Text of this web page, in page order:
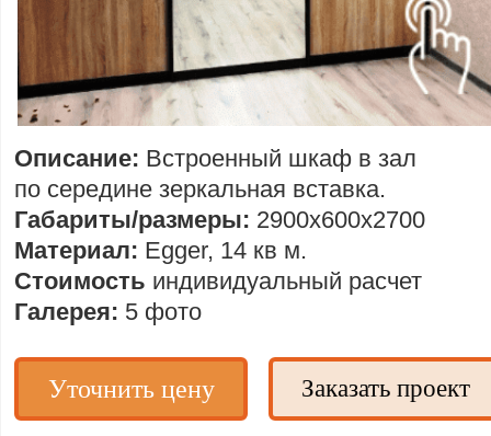
Уточнить цену Заказать проект
Описание: Встроенный шкаф в зал
по середине зеркальная вставка.
Габариты/размеры: 2900х600х2700
Материал: Egger, 14 кв м.
Стоимость индивидуальный расчет
Галерея: 5 фото